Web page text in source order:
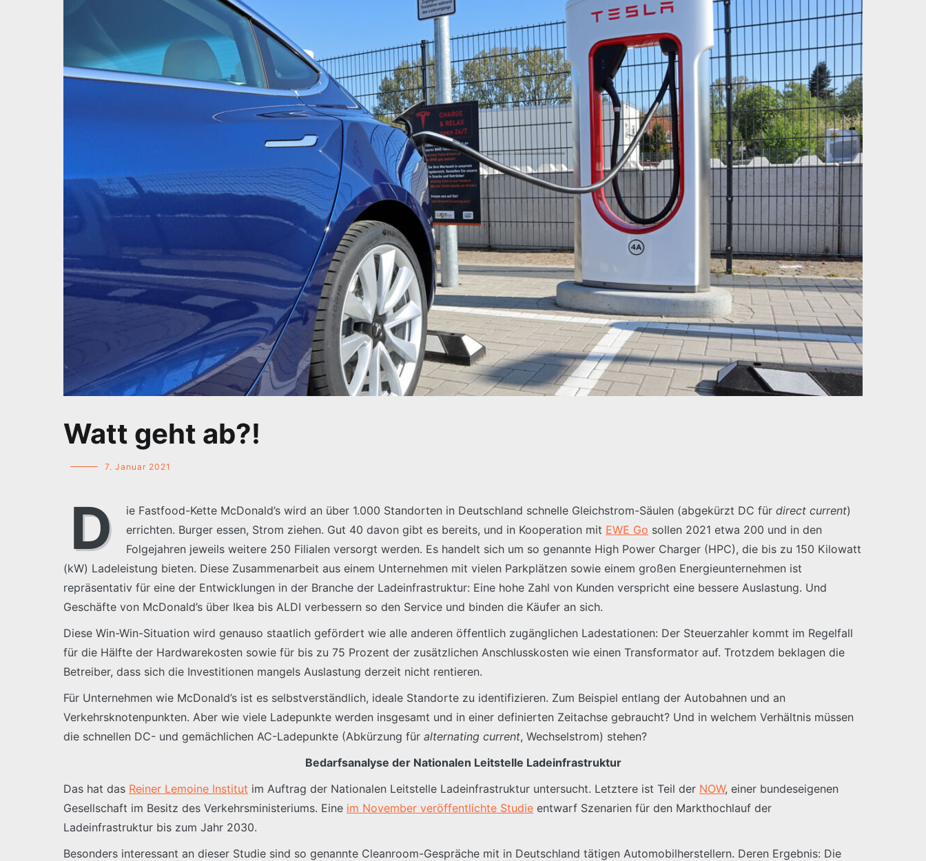
Watt geht ab?!
7. Januar 2021
D ie Fastfood-Kette McDonald’s wird an über 1.000 Standorten in Deutschland schnelle Gleichstrom-Säulen (abgekürzt DC für direct current)
errichten. Burger essen, Strom ziehen. Gut 40 davon gibt es bereits, und in Kooperation mit EWE Go sollen 2021 etwa 200 und in den
Folgejahren jeweils weitere 250 Filialen versorgt werden. Es handelt sich um so genannte High Power Charger (HPC), die bis zu 150 Kilowatt
(kW) Ladeleistung bieten. Diese Zusammenarbeit aus einem Unternehmen mit vielen Parkplätzen sowie einem großen Energieunternehmen ist
repräsentativ für eine der Entwicklungen in der Branche der Ladeinfrastruktur: Eine hohe Zahl von Kunden verspricht eine bessere Auslastung. Und
Geschäfte von McDonald’s über Ikea bis ALDI verbessern so den Service und binden die Käufer an sich.
Diese Win-Win-Situation wird genauso staatlich gefördert wie alle anderen öffentlich zugänglichen Ladestationen: Der Steuerzahler kommt im Regelfall
für die Hälfte der Hardwarekosten sowie für bis zu 75 Prozent der zusätzlichen Anschlusskosten wie einen Transformator auf. Trotzdem beklagen die
Betreiber, dass sich die Investitionen mangels Auslastung derzeit nicht rentieren.
Für Unternehmen wie McDonald’s ist es selbstverständlich, ideale Standorte zu identifizieren. Zum Beispiel entlang der Autobahnen und an
Verkehrsknotenpunkten. Aber wie viele Ladepunkte werden insgesamt und in einer definierten Zeitachse gebraucht? Und in welchem Verhältnis müssen
die schnellen DC- und gemächlichen AC-Ladepunkte (Abkürzung für alternating current, Wechselstrom) stehen?
Bedarfsanalyse der Nationalen Leitstelle Ladeinfrastruktur
Das hat das Reiner Lemoine Institut im Auftrag der Nationalen Leitstelle Ladeinfrastruktur untersucht. Letztere ist Teil der NOW, einer bundeseigenen
Gesellschaft im Besitz des Verkehrsministeriums. Eine im November veröffentlichte Studie entwarf Szenarien für den Markthochlauf der
Ladeinfrastruktur bis zum Jahr 2030.
Besonders interessant an dieser Studie sind so genannte Cleanroom-Gespräche mit in Deutschland tätigen Automobilherstellern. Deren Ergebnis: Die